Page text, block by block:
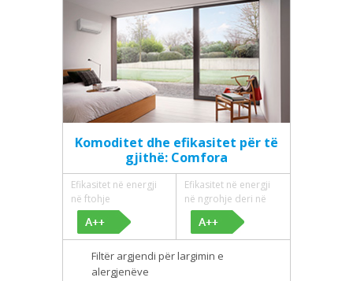
Komoditet dhe efikasitet për të
gjithë: Comfora
Efikasitet në energji
në ftohje
Efikasitet në energji
në ngrohje deri në
Filtër argjendi për largimin e
alergjenëve